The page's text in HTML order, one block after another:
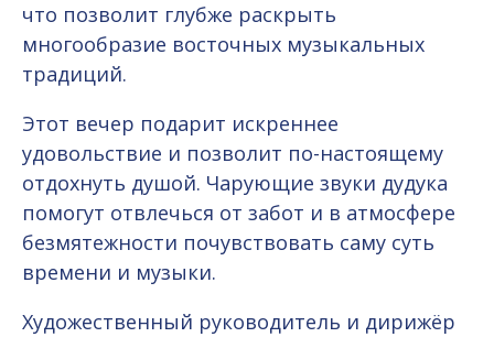
что позволит глубже раскрыть
многообразие восточных музыкальных
традиций.
Этот вечер подарит искреннее
удовольствие и позволит по-настоящему
отдохнуть душой. Чарующие звуки дудука
помогут отвлечься от забот и в атмосфере
безмятежности почувствовать саму суть
времени и музыки.
Художественный руководитель и дирижёр